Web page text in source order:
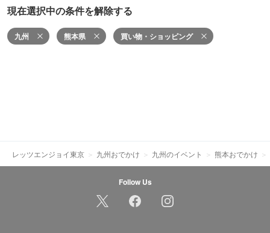
現在選択中の条件を解除する
九州 熊本県 買い物・ショッピング
レッツエンジョイ東京 九州おでかけ 九州のイベント 熊本おでかけ
Follow Us